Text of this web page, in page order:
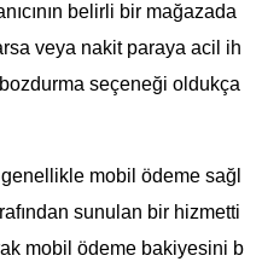
belirli bir mağazada
veya nakit paraya acil ih
seçeneği oldukça
mobil ödeme sağl
sunulan bir hizmetti
mobil ödeme bakiyesini b